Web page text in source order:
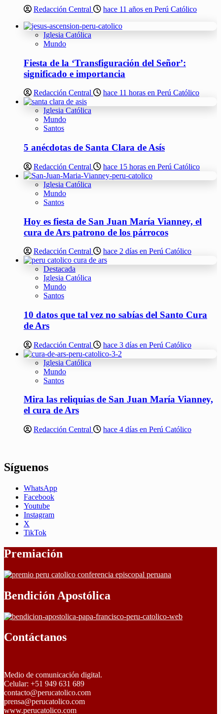
Redacción Central hace 11 años en Perú Católico
Iglesia Católica
Mundo
Fiesta de la ‘Transfiguración del Señor’:
significado e importancia
Redacción Central hace 11 horas en Perú Católico
Iglesia Católica
Mundo
Santos
5 anécdotas de Santa Clara de Asís
Redacción Central hace 15 horas en Perú Católico
Iglesia Católica
Mundo
Santos
Hoy es fiesta de San Juan María Vianney, el
cura de Ars patrono de los párrocos
Redacción Central hace 2 días en Perú Católico
Destacada
Iglesia Católica
Mundo
Santos
10 datos que tal vez no sabías del Santo Cura
de Ars
Redacción Central hace 3 días en Perú Católico
Iglesia Católica
Mundo
Santos
Mira las reliquias de San Juan María Vianney,
el cura de Ars
Redacción Central hace 4 días en Perú Católico
Síguenos
WhatsApp
Facebook
Youtube
Instagram
X
TikTok
Premiación
Bendición Apostólica
Contáctanos
Medio de comunicación digital.
Celular: +51 949 631 689
contacto@perucatolico.com
prensa@perucatolico.com
www.perucatolico.com